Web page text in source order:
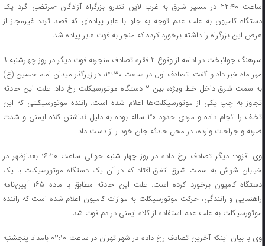
ساعت ۲۲:۴۰ در مسیر شرق به غرب لاین تندرو بزرگراه آزادگان -مرتضی گرد یک
دستگاه کامیون به علت عدم توجه به جلو با عابر پیاده‌ای که قصد تردد غیرمجاز از
عرض این بزرگراه را داشته برخورد کرده که منجر به فوت عابر پیاده شد.
سرهنگ جوانبخت در ادامه از وقوع ۲ فقره تصادف منجربه فوت دیگر در روز چهارشنبه ۹
مهر ماه خبر داد و گفت: تصادف اول در ساعت ۱۴:۳۰، در زیرگذر میدان امام حسین (ع)
به سمت شرق داخل خط ویژه، بین ۲ دستگاه موتورسیکلت رخ داد. علت این حادثه
تجاوز به چپ یکی از موتورسیکلت‌ها اعلام شده است. راننده موتورسیکلتی که این
تخلف را انجام داده و مردی حدود ۳۰ ساله بوده به دلیل نداشتن کلاه ایمنی و شدت
ضربه و جراحات وارده، در محل حادثه جان خود ر از دست داد.
وی افزود: دیگر تصادف رخ داده در روز چهار شنبه حوالی ساعت ۱۶:۲۰ بعدازظهر در
خیابان شوش به سمت شرق اتفاق افتاد که در آن یک دستگاه موتورسیکلت با یک
دستگاه کامیون برخورد کرده است. علت این حادثه مطابق با ماده ۱۶۵ آیین‌نامه
راهنمایی و رانندگی، حرکت موتورسیکلت به موازات کامیون اعلام شده است که راننده
موتورسیکلت به علت عدم استفاده از کلاه ایمنی در دم فوت شد.
وی با بیان اینکه آخرین تصادف رخ داده در شهر تهران در ساعت ۰۲:۱۰ بامداد پنجشنبه